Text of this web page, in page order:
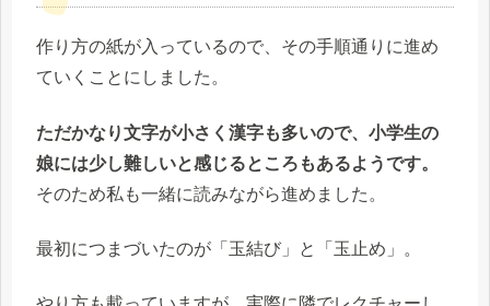
作り方の紙が入っているので、その手順通りに進め
ていくことにしました。
ただかなり文字が小さく漢字も多いので、小学生の
娘には少し難しいと感じるところもあるようです。
そのため私も一緒に読みながら進めました。
最初につまづいたのが「玉結び」と「玉止め」。